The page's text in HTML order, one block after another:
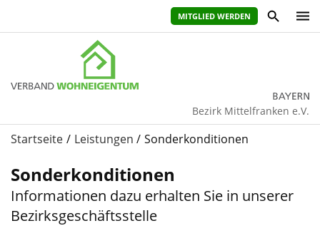
MITGLIED WERDEN
Bezirk Mittelfranken e.V.
Startseite Leistungen Sonderkonditionen
Sonderkonditionen
Informationen dazu erhalten Sie in unserer
Bezirksgeschäftsstelle